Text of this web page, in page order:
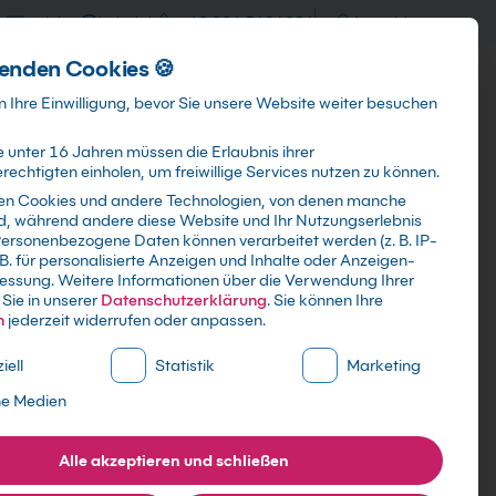
training@kebel.de +49 231 5191986 Anmelden
Suchen
Info & Services Kontakt
Cookies 🍪
Ihre Einwilligung, bevor Sie unsere Website weiter besuchen
unter 16 Jahren müssen die Erlaubnis ihrer
einholen, um freiwillige Services nutzen zu können.
Cookies und andere Technologien, von denen manche
während andere diese Website und Ihr Nutzungserlebnis
Daten können verarbeitet werden (z. B. IP-
für personalisierte Anzeigen und Inhalte oder Anzeigen-
Weitere Informationen über die Verwendung Ihrer
in unserer Datenschutzerklärung.Sie können Ihre
jederzeit widerrufen oder anpassen.
Liste der Service-Gruppen, für die eine Einwilligung
Statistik
Marketing
Medien
Alle akzeptieren und schließen